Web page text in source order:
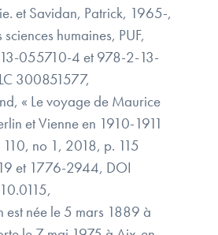
et Savidan, Patrick, 1965-,
humaines, PUF,
055710-4 et 978-2-13-
300851577,
« Le voyage de Maurice
et Vienne en 1910-1911
110, no 1,‎ 2018, p. 115
et 1776-2944, DOI
est née le 5 mars 1889 à